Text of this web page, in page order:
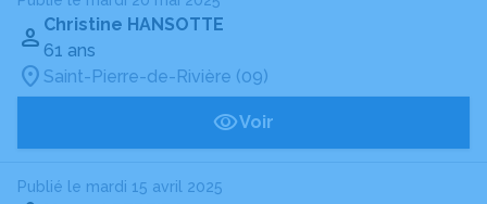
Christine HANSOTTE
61 ans
Saint-Pierre-de-Rivière (09)
Voir
Publié le mardi 15 avril 2025